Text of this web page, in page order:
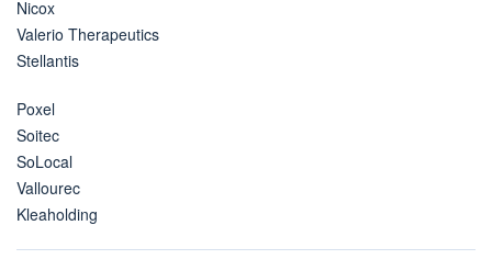
Nicox
Valerio Therapeutics
Stellantis
Poxel
Soitec
SoLocal
Vallourec
Kleaholding